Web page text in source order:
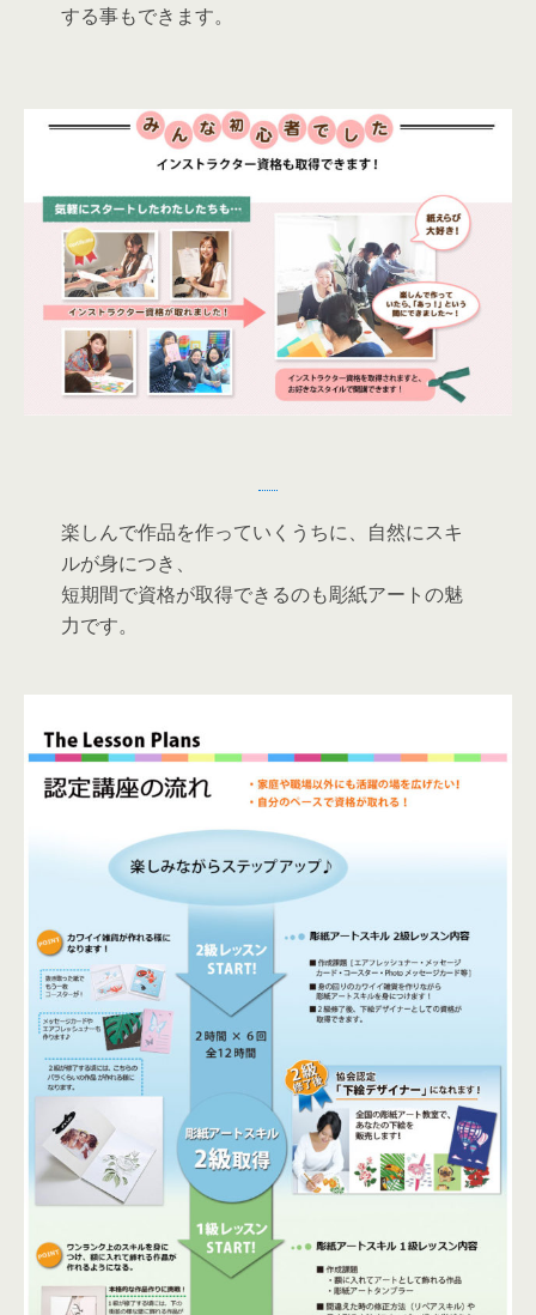
する事もできます。
楽しんで作品を作っていくうちに、自然にスキ
ルが身につき、
短期間で資格が取得できるのも彫紙アートの魅
力です。